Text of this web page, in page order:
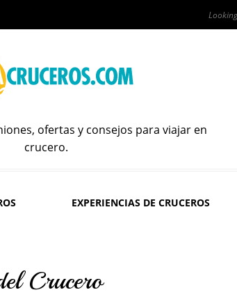
ofertas y consejos para viajar en
crucero.
EXPERIENCIAS DE CRUCEROS
Crucero